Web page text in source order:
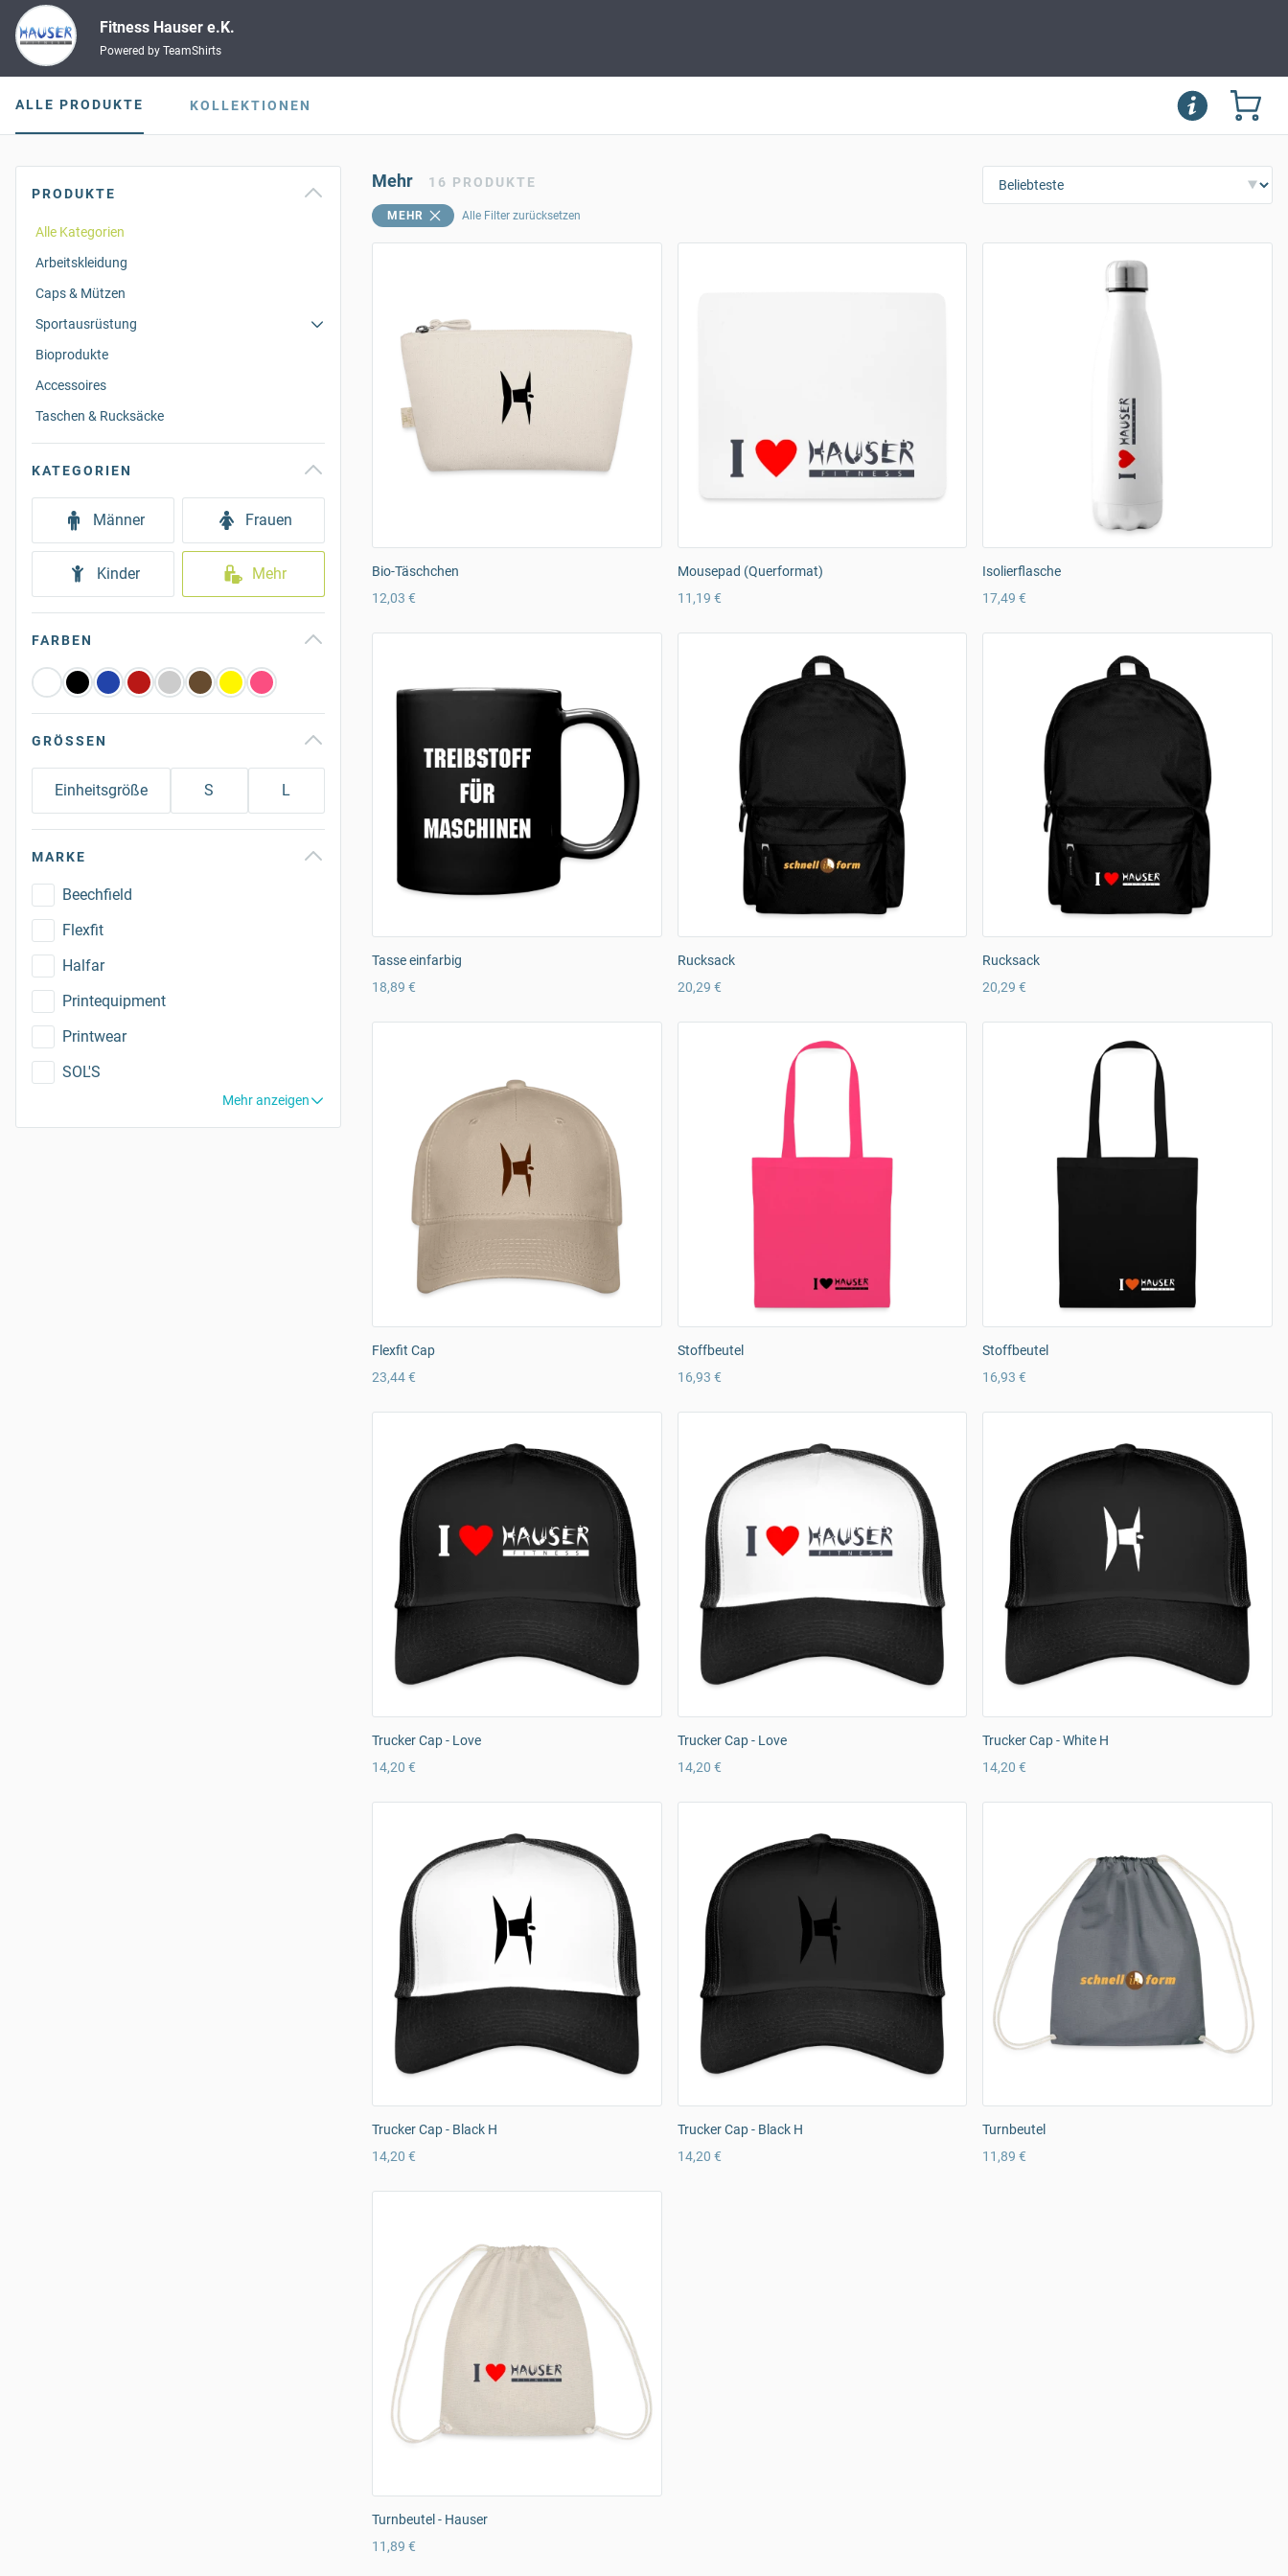
Fitness Hauser e.K.
Powered by TeamShirts
ALLE PRODUKTE KOLLEKTIONEN
PRODUKTE
Alle Kategorien
Arbeitskleidung
Caps & Mützen
Sportausrüstung
Bioprodukte
Accessoires
Taschen & Rucksäcke
KATEGORIEN
Männer Frauen
Kinder Mehr
FARBEN
GRÖSSEN
Einheitsgröße S L
MARKE
Beechfield
Flexfit
Halfar
Printequipment
Printwear
SOL'S
Mehr anzeigen
Mehr 16 PRODUKTE
MEHR Alle Filter zurücksetzen
Bio-Täschchen
12,03 €
Mousepad (Querformat)
11,19 €
Isolierflasche
17,49 €
Tasse einfarbig
18,89 €
Rucksack
20,29 €
Rucksack
20,29 €
Flexfit Cap
23,44 €
Stoffbeutel
16,93 €
Stoffbeutel
16,93 €
Trucker Cap - Love
14,20 €
Trucker Cap - Love
14,20 €
Trucker Cap - White H
14,20 €
Trucker Cap - Black H
14,20 €
Trucker Cap - Black H
14,20 €
Turnbeutel
11,89 €
Turnbeutel - Hauser
11,89 €